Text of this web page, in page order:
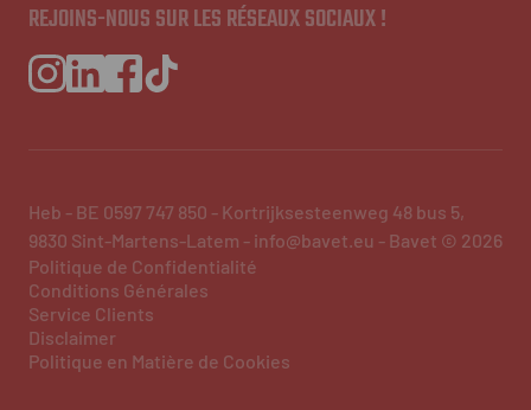
REJOINS-NOUS SUR LES RÉSEAUX SOCIAUX !
Heb - BE 0597 747 850 - Kortrijksesteenweg 48 bus 5,
9830 Sint-Martens-Latem - info@bavet.eu - Bavet © 2026
Politique de Confidentialité
Conditions Générales
Service Clients
Disclaimer
Politique en Matière de Cookies